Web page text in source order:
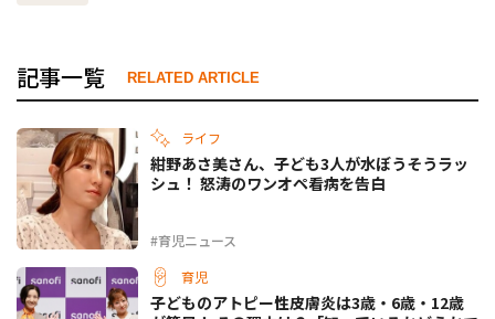
記事一覧 RELATED ARTICLE
ライフ
#育児ニュース
紺野あさ美さん、子ども3人が水ぼうそうラッ
シュ！ 怒涛のワンオペ看病を告白
育児
子どものアトピー性皮膚炎は3歳・6歳・12歳